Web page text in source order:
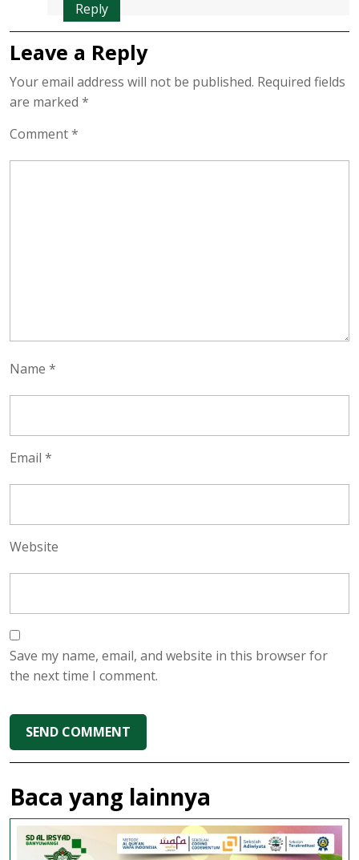
Reply
Leave a Reply
Your email address will not be published. Required fields
are marked *
Comment*
Name *
Email *
Website
Save my name, email, and website in this browser for
the next time I comment.
Baca yang lainnya